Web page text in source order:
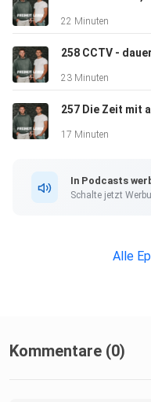
22 Minuten
23 Minuten
257 Die Zeit mit
17 Minuten
In Podcasts
Schalte jetzt
Alle
Kommentare (0)